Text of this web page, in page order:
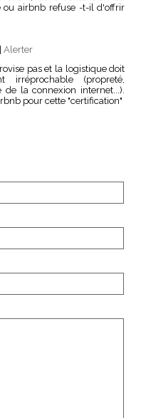
ou airbnb refuse -t-il d'offrir
Alerter
pas et la logistique doit
(propreté,
la connexion internet...).
pour cette "certification"